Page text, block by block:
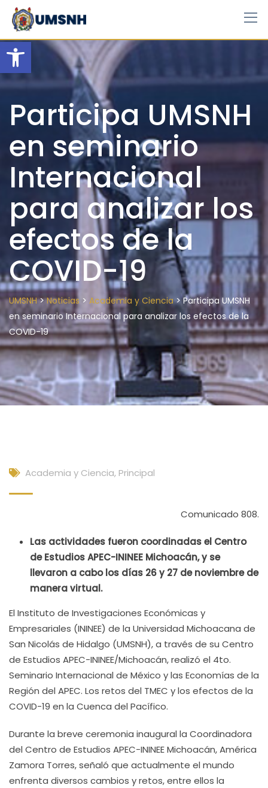
Open toolbar
Skip
content
Participa UMSNH
en seminario
Internacional
para analizar los
efectos de la
COVID-19
UMSNH>Noticias > Academia y Ciencia>Participa UMSNH
en seminario Internacional para analizar los efectos de la
COVID-19
Academia y Ciencia, Principal
Comunicado 808.
Las actividades fueron coordinadas el Centro
de Estudios APEC-ININEE Michoacán, y se
llevaron a cabo los días 26 y 27 de noviembre de
manera virtual.
El Instituto de Investigaciones Económicas y
Empresariales (ININEE) de la Universidad Michoacana de
San Nicolás de Hidalgo (UMSNH), a través de su Centro
de Estudios APEC-ININEE/Michoacán, realizó el 4to.
Seminario Internacional de México y las Economías de la
Región del APEC. Los retos del TMEC y los efectos de la
COVID-19 en la Cuenca del Pacífico.
Durante la breve ceremonia inaugural la Coordinadora
del Centro de Estudios APEC-ININEE Michoacán, América
Zamora Torres, señaló que actualmente el mundo
enfrenta diversos cambios y retos, entre ellos la